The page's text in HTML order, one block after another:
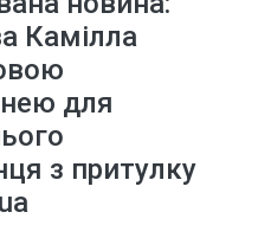
Камілла
для
з притулку